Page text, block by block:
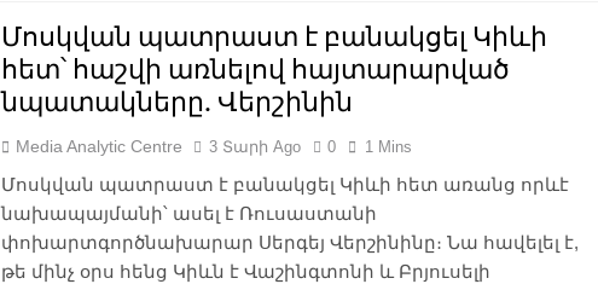
Մոսկվան պատրաստ է բանակցել Կիևի
հետ՝ հաշվի առնելով հայտարարված
նպատակները. Վերշինին
Media Analytic Centre 3 Տարի Ago 0 1 Mins
Մոսկվան պատրաստ է բանակցել Կիևի հետ առանց որևէ
նախապայմանի՝ ասել է Ռուսաստանի
փոխարտգործնախարար Սերգեյ Վերշինինը։ Նա հավելել է,
թե մինչ օրս հենց Կիևն է Վաշինգտոնի և Բրյուսելի